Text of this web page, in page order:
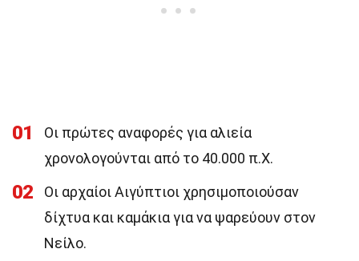
01
Οι πρώτες αναφορές για αλιεία
χρονολογούνται από το 40.000 π.Χ.
02
Οι αρχαίοι Αιγύπτιοι χρησιμοποιούσαν
δίχτυα και καμάκια για να ψαρεύουν στον
Νείλο.